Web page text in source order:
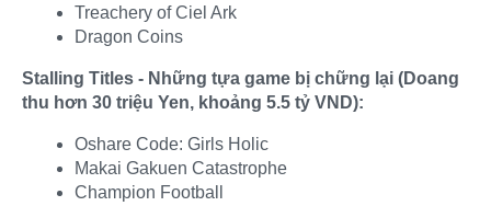
Treachery of Ciel Ark
Dragon Coins
Stalling Titles - Những tựa game bị chững lại (Doang
thu hơn 30 triệu Yen, khoảng 5.5 tỷ VND):
Oshare Code: Girls Holic
Makai Gakuen Catastrophe
Champion Football